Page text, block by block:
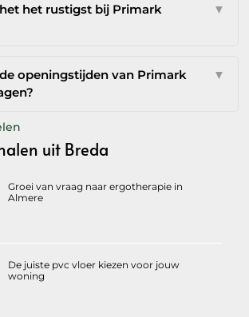
het rustigst bij Primark
▼
openingstijden van Primark
▼
uit Breda
Groei van vraag naar ergotherapie in
Almere
De juiste pvc vloer kiezen voor jouw
woning